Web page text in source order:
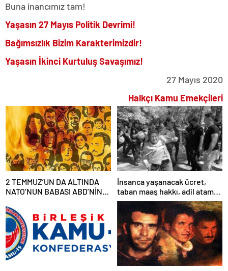
Buna inancımız tam!
Yaşasın 27 Mayıs Politik Devrimi!
Bağımsızlık Bizim Karakterimizdir!
Yaşasın İkinci Kurtuluş Savaşımız!
27 Mayıs 2020
Halkçı Kamu Emekçileri
2 TEMMUZ’UN DA ALTINDA
NATO’NUN BABASI ABD’NİN
İnsanca yaşanacak ücret,
taban maaş hakkı, adil atama
sistemi, laik, bilimsel,
demokratik, parasız bir eğitim
sistemi sağlanana dek
mücadelemizi sürdüreceğiz.